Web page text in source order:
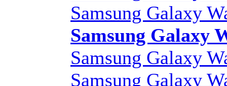
Samsung Galaxy
Samsung Galaxy
Samsung Galaxy
Samsung Galaxy